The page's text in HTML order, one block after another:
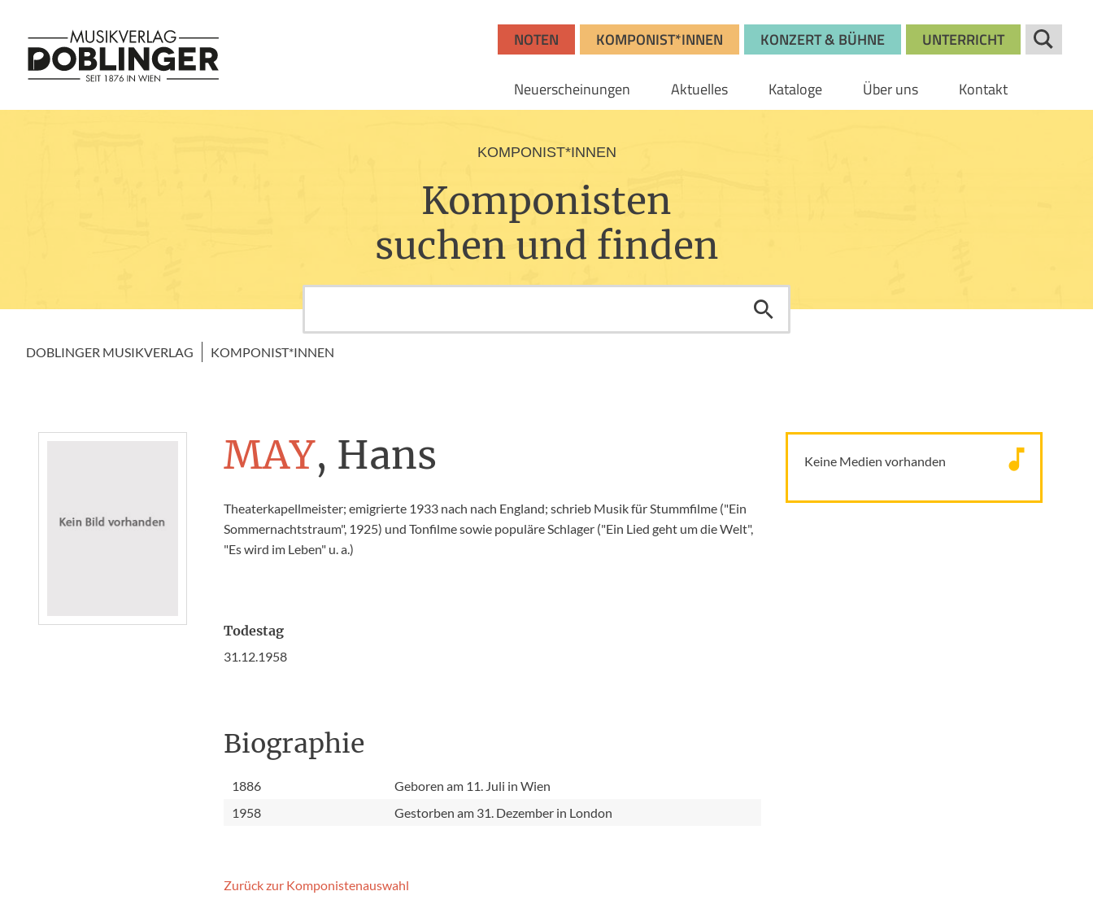
NOTEN KOMPONIST*INNEN KONZERT & BÜHNE UNTERRICHT
Neuerscheinungen Aktuelles Kataloge Über uns Kontakt
KOMPONIST*INNEN
Komponisten
suchen und finden
DOBLINGER MUSIKVERLAG KOMPONIST*INNEN
MAY, Hans
Theaterkapellmeister; emigrierte 1933 nach nach England; schrieb Musik für Stummfilme ("Ein
Sommernachtstraum", 1925) und Tonfilme sowie populäre Schlager ("Ein Lied geht um die Welt",
"Es wird im Leben" u. a.)
Todestag
31.12.1958
Biographie
1886
Geboren am 11. Juli in Wien
1958
Gestorben am 31. Dezember in London
Zurück zur Komponisten­auswahl
Keine Medien vorhanden